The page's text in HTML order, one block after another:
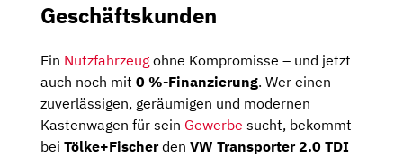
Geschäftskunden
Ein Nutzfahrzeug ohne Kompromisse – und jetzt
auch noch mit 0 %-Finanzierung. Wer einen
zuverlässigen, geräumigen und modernen
Kastenwagen für sein Gewerbe sucht, bekommt
bei Tölke+Fischerden VW Transporter 2.0 TDI